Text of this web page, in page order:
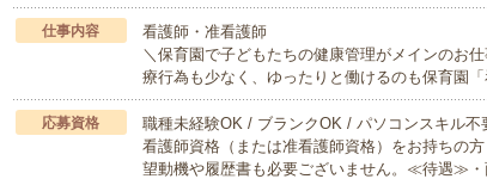
仕事内容
看護師・准看護師
＼保育園で子どもたちの健康管理がメインのお
療行為も少なく、ゆったりと働けるのも保育園
応募資格
職種未経験OK / ブランクOK / パソコンスキル不
看護師資格（または准看護師資格）をお持ちの
望動機や履歴書も必要ございません。≪待遇≫・